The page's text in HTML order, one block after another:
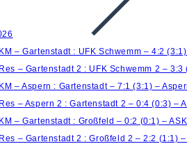
– Gartenstadt : UFK Schwemm – 4:2
– Gartenstadt 2 : UFK Schwemm 2 – 3:3
– Aspern : Gartenstadt – 7:1 (3:1) –
– Aspern 2 : Gartenstadt 2 – 0:4 (0:3) –
– Gartenstadt : Großfeld – 0:2 (0:1) –
– Gartenstadt 2 : Großfeld 2 – 2:2 (1:1) –